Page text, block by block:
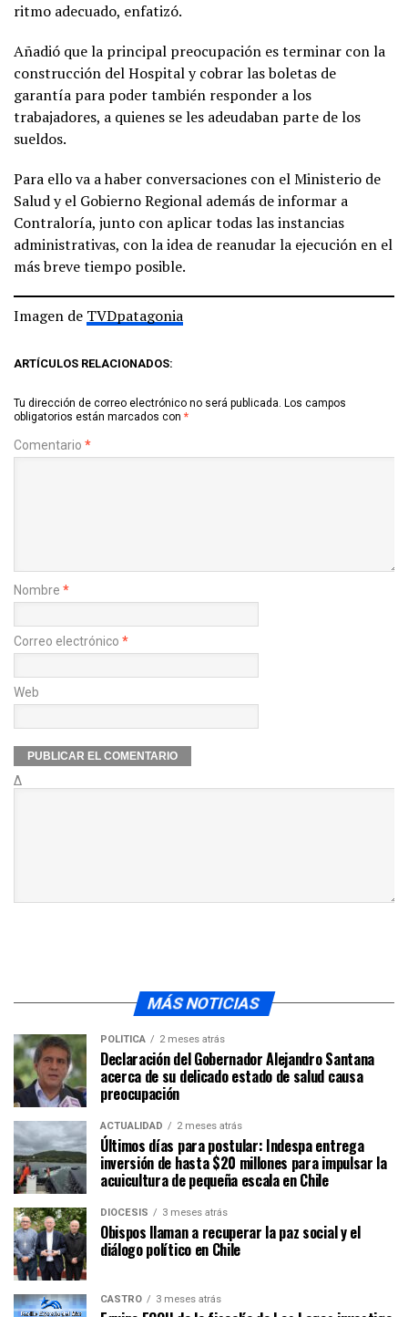
ritmo adecuado, enfatizó.
Añadió que la principal preocupación es terminar con la
construcción del Hospital y cobrar las boletas de
garantía para poder también responder a los
trabajadores, a quienes se les adeudaban parte de los
sueldos.
Para ello va a haber conversaciones con el Ministerio de
Salud y el Gobierno Regional además de informar a
Contraloría, junto con aplicar todas las instancias
administrativas, con la idea de reanudar la ejecución en el
más breve tiempo posible.
Imagen de TVDpatagonia
ARTÍCULOS RELACIONADOS:
Tu dirección de correo electrónico no será publicada. Los campos
obligatorios están marcados con *
Comentario *
Nombre *
Correo electrónico *
Web
Δ
MÁS NOTICIAS
POLÍTICA 2 meses atrás
Declaración del Gobernador Alejandro Santana
acerca de su delicado estado de salud causa
preocupación
ACTUALIDAD 2 meses atrás
Últimos días para postular: Indespa entrega
inversión de hasta $20 millones para impulsar la
acuicultura de pequeña escala en Chile
DIÓCESIS 3 meses atrás
Obispos llaman a recuperar la paz social y el
diálogo político en Chile
CASTRO 3 meses atrás